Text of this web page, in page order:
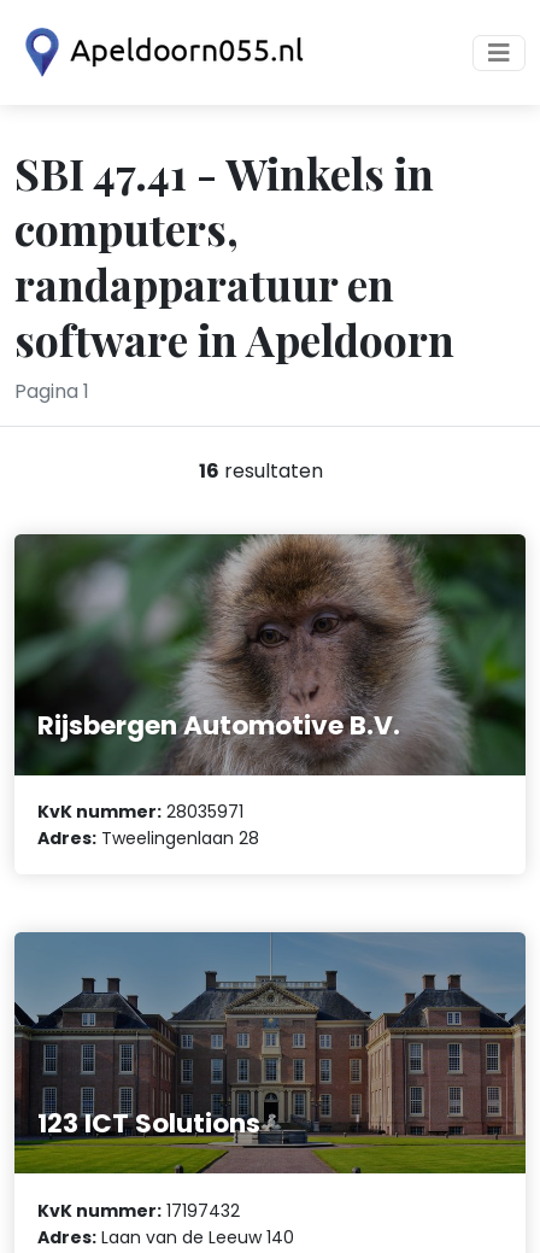
SBI 47.41 - Winkels in
computers,
randapparatuur en
software in Apeldoorn
Pagina 1
16 resultaten
Rijsbergen Automotive B.V.
KvK nummer: 28035971
Adres: Tweelingenlaan 28
123 ICT Solutions
KvK nummer: 17197432
Adres: Laan van de Leeuw 140